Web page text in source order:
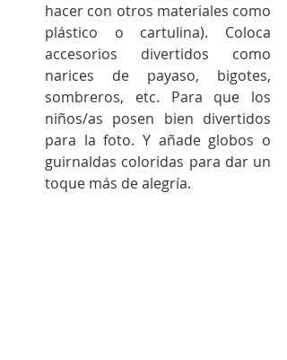
hacer con otros materiales como
plástico o cartulina). Coloca
accesorios divertidos como
narices de payaso, bigotes,
sombreros, etc. Para que los
niños/as posen bien divertidos
para la foto. Y añade globos o
guirnaldas coloridas para dar un
toque más de alegría.